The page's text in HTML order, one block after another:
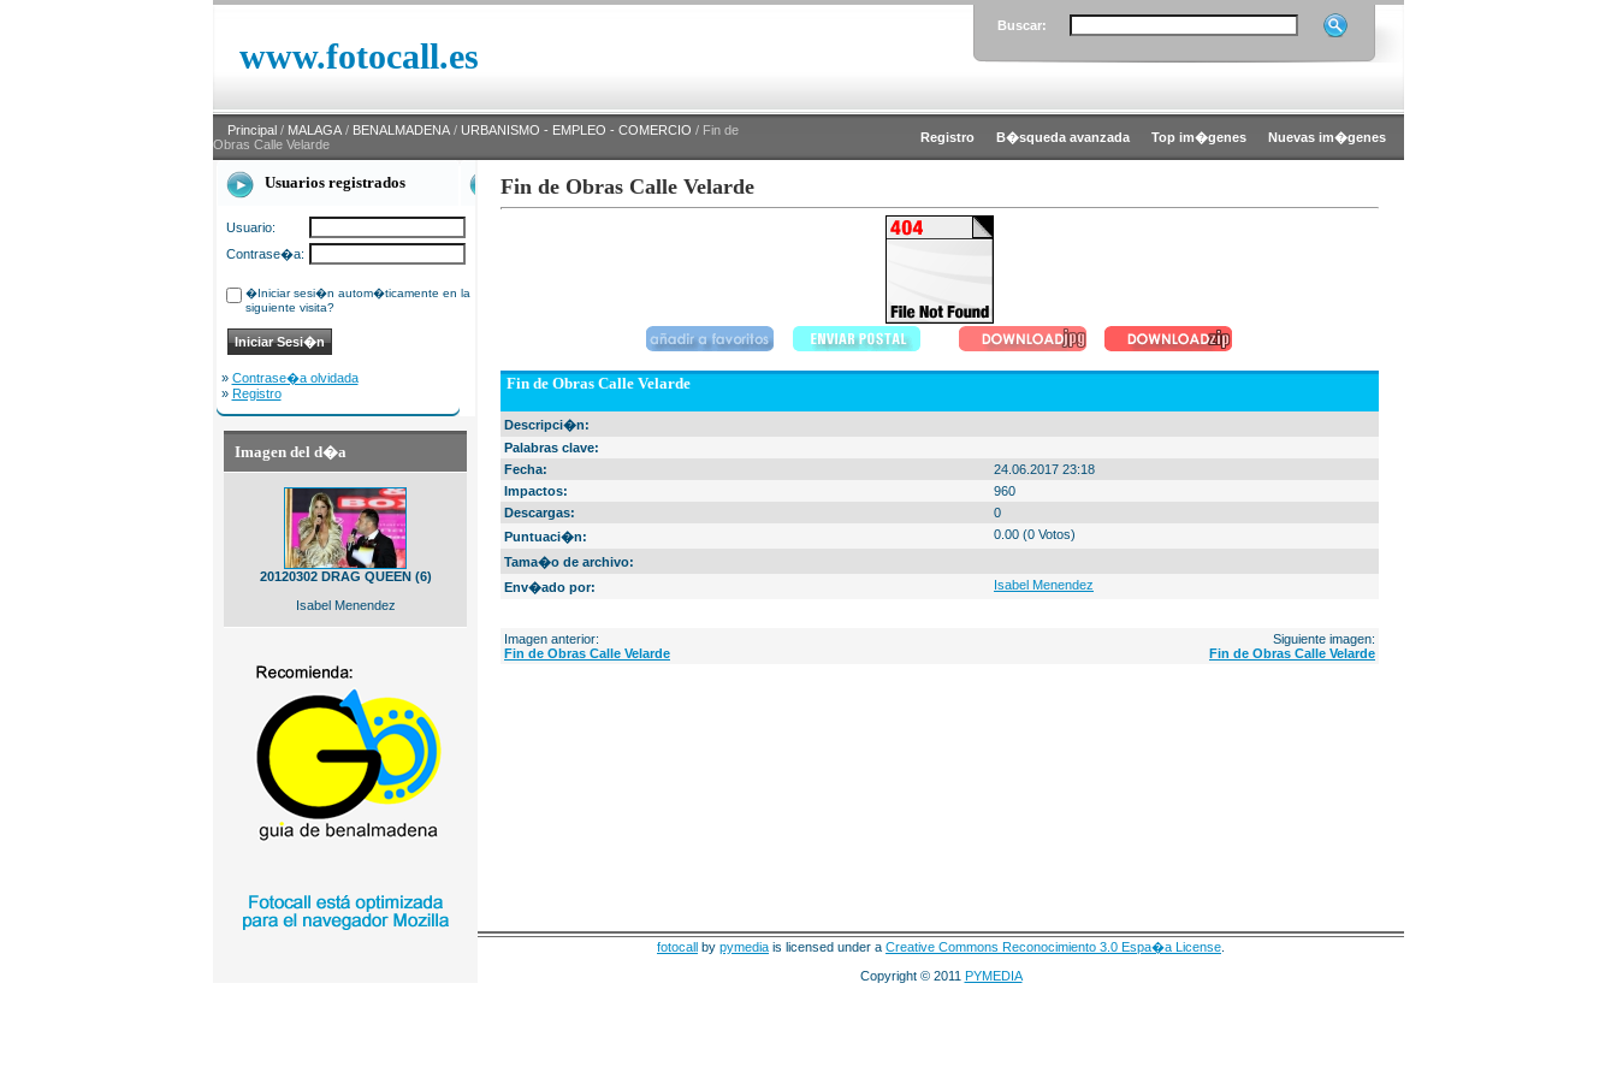
www.fotocall.es
Buscar:
Principal / MALAGA / BENALMADENA / URBANISMO - EMPLEO - COMERCIO / Fin de
Obras Calle Velarde
Registro B�squeda avanzada Top im�genes Nuevas im�genes
Usuarios registrados
Usuario:
Contrase�a:
�Iniciar sesi�n autom�ticamente en la
siguiente visita?
» Contrase�a olvidada
» Registro
Imagen del d�a
20120302 DRAG QUEEN (6)
Isabel Menendez
Fin de Obras Calle Velarde
Fin de Obras Calle Velarde
Descripci�n:
Palabras clave:
Fecha:
24.06.2017 23:18
Impactos:
960
Descargas:
0
Puntuaci�n:
0.00 (0 Votos)
Tama�o de archivo:
Env�ado por:
Isabel Menendez
Imagen anterior:
Fin de Obras Calle Velarde
Siguiente imagen:
Fin de Obras Calle Velarde
fotocall by pymedia is licensed under a Creative Commons Reconocimiento 3.0 Espa�a License
Copyright © 2011 PYMEDIA